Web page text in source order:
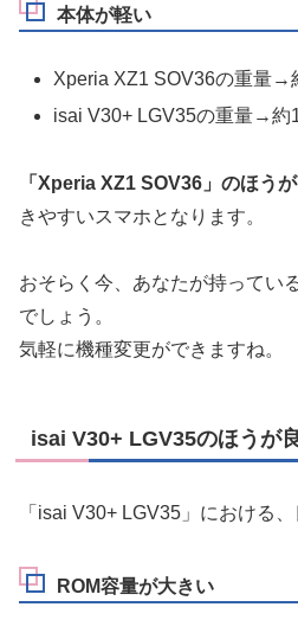
本体が軽い
Xperia XZ1 SOV36の重量→
isai V30+ LGV35の重量→約
「Xperia XZ1 SOV36」のほう
きやすいスマホとなります。
おそらく今、あなたが持ってい
でしょう。
気軽に機種変更ができますね。
isai V30+ LGV35のほうが
「isai V30+ LGV35」における
ROM容量が大きい